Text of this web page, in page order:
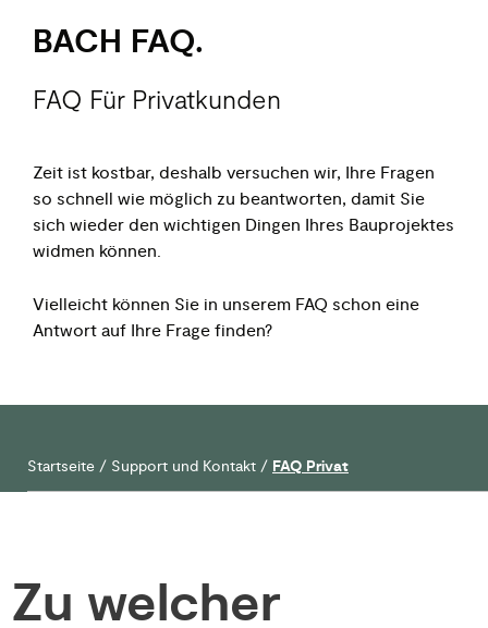
BACH FAQ.
FAQ Für Privatkunden
Zeit ist kostbar, deshalb versuchen wir, Ihre Fragen
so schnell wie möglich zu beantworten, damit Sie
sich wieder den wichtigen Dingen Ihres Bauprojektes
widmen können.
Vielleicht können Sie in unserem FAQ schon eine
Antwort auf Ihre Frage finden?
Startseite / Support und Kontakt / FAQ Privat
Zu welcher